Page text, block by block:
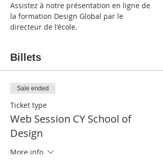
Assistez à notre présentation en ligne de
la formation Design Global par le
directeur de l'école.
Billets
Sale ended
Ticket type
Web Session CY School of
Design
More info